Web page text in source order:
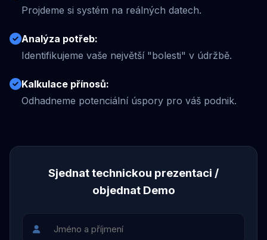
Projdeme si systém na reálných datech.
Analýza potřeb:
Identifikujeme vaše největší "bolesti" v údržbě.
Kalkulace přínosů:
Odhadneme potenciální úspory pro váš podnik.
Sjednat technickou prezentaci /
objednat Demo